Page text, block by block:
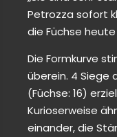
Petrozza sofort
die Füchse
Die Formkurve
überein. 4 Siege
(Füchse: 16)
Kurioserweise
einander, die